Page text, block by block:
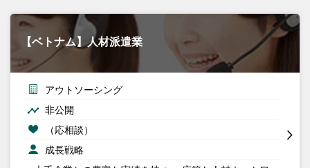
【ベトナム】人材派遣業
アウトソーシング
非公開
（応相談）
成長戦略